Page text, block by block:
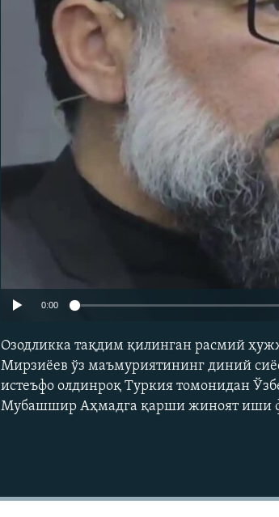
0:00
Озодликка тақдим қилинган расмий
Мирзиёев ўз маъмуриятининг диний
истеъфо олдинроқ Туркия томонидан
Мубашшир Аҳмадга қарши жиноят иши